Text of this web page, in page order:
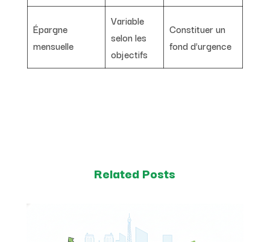
Épargne
mensuelle
Variable
selon les
objectifs
Constituer un
fond d’urgence
Related Posts